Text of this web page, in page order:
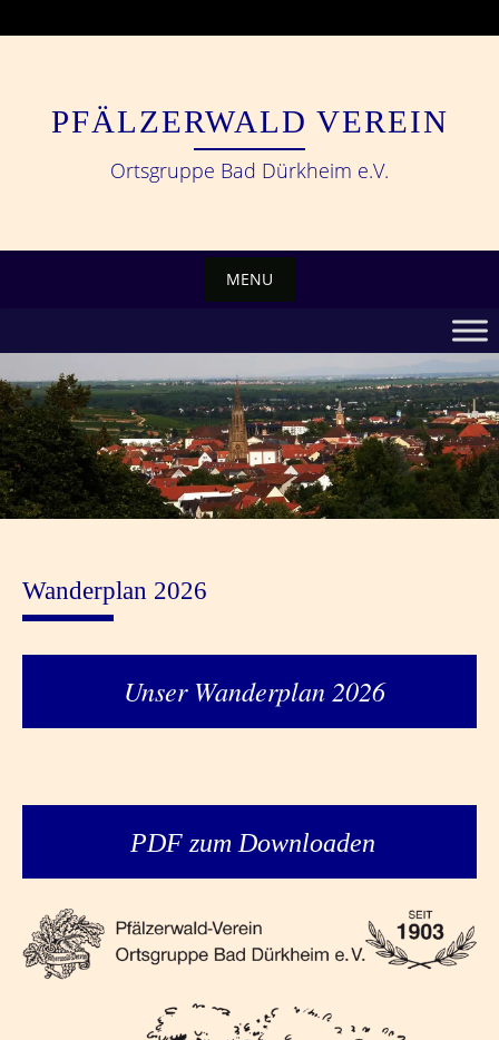
PFÄLZERWALD VEREIN
Ortsgruppe Bad Dürkheim e.V.
MENU
Wanderplan 2026
Unser Wanderplan 2026
PDF zum Downloaden